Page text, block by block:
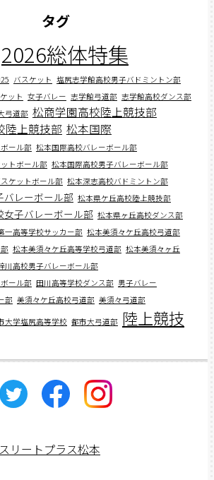
タグ
2026総体特集
バスケット 塩尻志学館高校男子バドミントン部
ット 女子バレー 志学館弓道部 志学館高校ダンス部
弓道部 松商学園高校陸上競技部
陸上競技部 松本国際
ール部 松本国際高校バレーボール部
トボール部 松本国際高校男子バレーボール部
ケットボール部 松本深志高校バドミントン部
レーボール部 松本県ケ丘高校陸上競技部
子バレーボール部 松本県ヶ丘高校ダンス部
一高等学校サッカー部 松本美須々ケ丘高校弓道部
松本美須々ケ丘高等学校弓道部 松本美須々ヶ丘
川高校男子バレーボール部
ール部 田川高等学校ダンス部 男子バレー
部 美須々ケ丘高校弓道部 美須々弓道部
大学塩尻高等学校 都市大弓道部 陸上競技
リートプラス松本